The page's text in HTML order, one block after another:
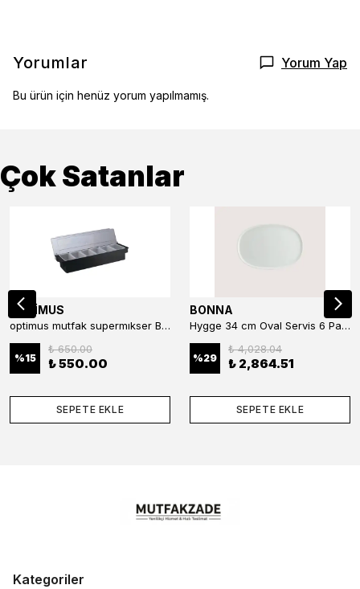
Yorumlar Yorum Yap
Bu ürün için henüz yorum yapılmamış.
Çok Satanlar
OPTİMUS
optimus mutfak supermıkser Bar Konteyner 6'lı 50×16×9 cm Kapaklı Polikarbon Organizer Bar & Kafe
%15
₺ 650.00
₺ 550.00
SEPETE EKLE
BONNA
Hygge 34 cm Oval Servis 6 Parça
%29
₺ 4,028.04
₺ 2,864.51
SEPETE EKLE
Kategoriler